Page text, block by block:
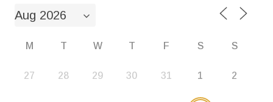
M T W T F S S
27 28 29 30 31 1 2